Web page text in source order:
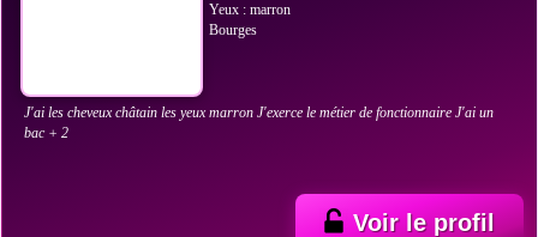
Yeux : marron
Bourges
J'ai les cheveux châtain les yeux marron J'exerce le métier de fonctionnaire J'ai un
bac + 2
Voir le profil